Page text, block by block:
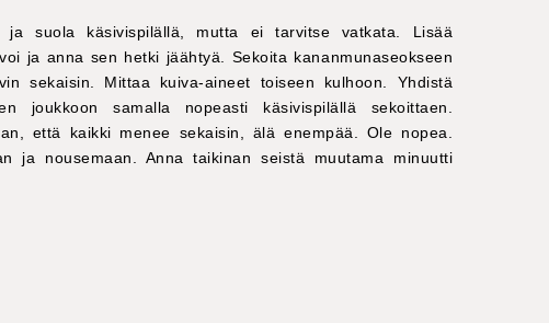
ja suola käsivispilällä, mutta ei tarvitse vatkata. Lisää
ja anna sen hetki jäähtyä. Sekoita kananmunaseokseen
sekaisin. Mittaa kuiva-aineet toiseen kulhoon. Yhdistä
joukkoon samalla nopeasti käsivispilällä sekoittaen.
että kaikki menee sekaisin, älä enempää. Ole nopea.
ja nousemaan. Anna taikinan seistä muutama minuutti